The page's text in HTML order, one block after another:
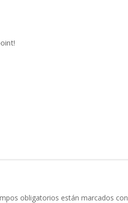
obligatorios están marcados con